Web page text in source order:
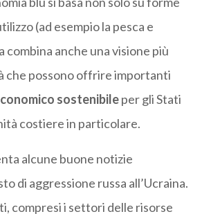
(ad esempio la pesca e
combina anche una visione più
che possono offrire importanti
sostenibileper gli Stati
costiere in particolare.
alcune buone notizie
di aggressione russa all’Ucraina.
compresi i settori delle risorse